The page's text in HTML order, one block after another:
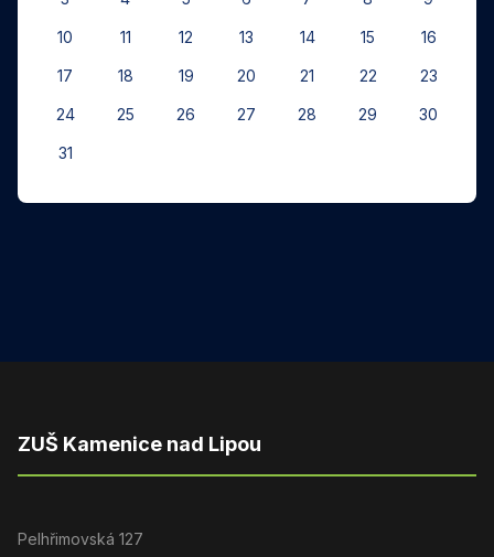
10 11 12 13 14 15 16
17 18 19 20 21 22 23
24 25 26 27 28 29 30
31
ZUŠ Kamenice nad Lipou
Pelhřimovská 127